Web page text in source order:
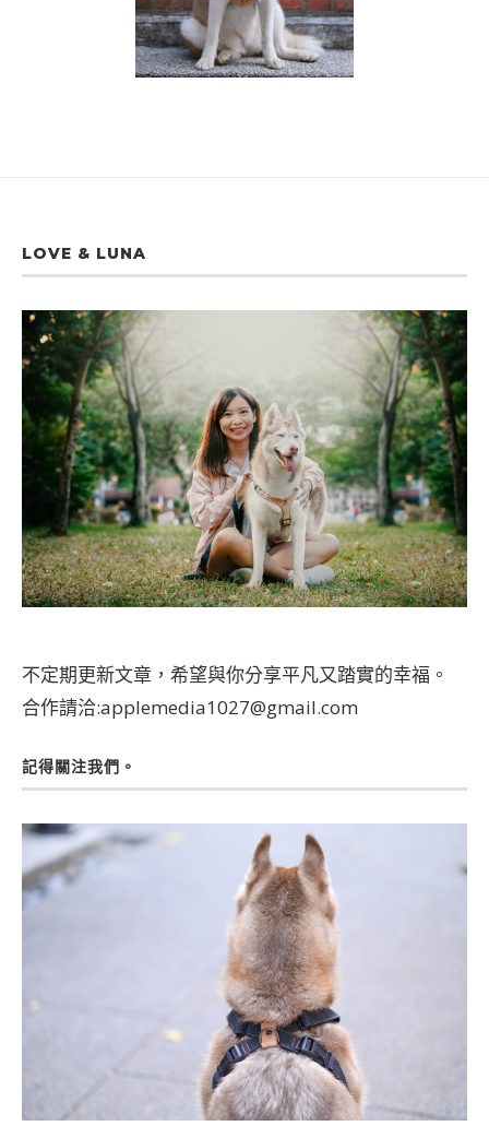
LOVE & LUNA
不定期更新文章，希望與你分享平凡又踏實的幸福。
合作請洽:applemedia1027@gmail.com
記得關注我們。